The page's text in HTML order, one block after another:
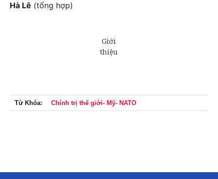
Hà Lê (tổng hợp)
Từ Khóa: Chính trị thế giới- Mỹ- NATO